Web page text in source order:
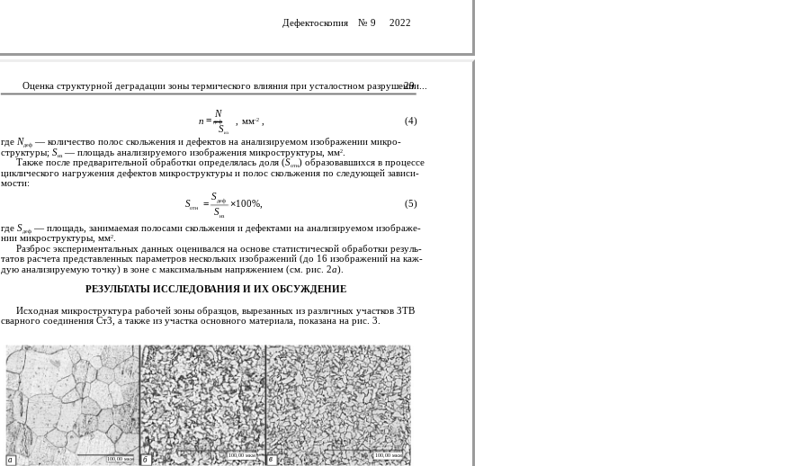
Дефектоскопия № 9 2022
Оценка структурной деградации зоны термического влияния при усталостном разрушении...
29
N
n = деф мм-2 (4)
Sиз
где Nдеф — количество полос скольжения и дефектов на анализируемом изображении микро-
структуры; Sиз — площадь анализируемого изображения микроструктуры, мм2.
Также после предварительной обработки определялась доля (Sотн) образовавшихся в процессе
циклического нагружения дефектов микроструктуры и полос скольжения по следующей зависи-
мости:
Sдеф
Sотн = ×100%, (5)
Sиз
где Sдеф — площадь, занимаемая полосами скольжения и дефектами на анализируемом изображе-
нии микроструктуры, мм2.
Разброс экспериментальных данных оценивался на основе статистической обработки резуль-
татов расчета представленных параметров нескольких изображений (до 16 изображений на каж-
дую анализируемую точку) в зоне с максимальным напряжением (см. рис. 2а).
РЕЗУЛЬТАТЫ ИССЛЕДОВАНИЯ И ИХ ОБСУЖДЕНИЕ
Исходная микроструктура рабочей зоны образцов, вырезанных из различных участков ЗТВ
сварного соединения Ст3, а также из участка основного материала, показана на рис. 3.
100,00 мкм 100,00 мкм
а 100,00 мкм б в